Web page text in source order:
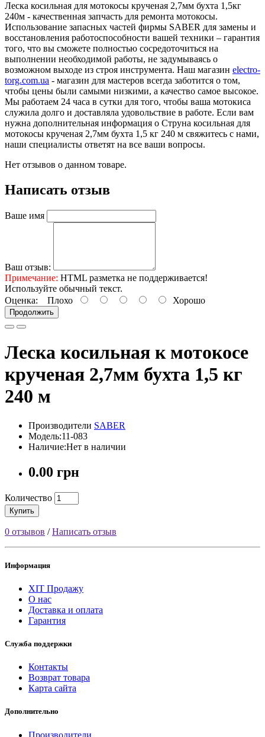
Леска косильная для мотокосы крученая 2,7мм бухта 1,5кг
240м - качественная запчасть для ремонта мотокосы.
Использование запасных частей фирмы SABER для замены и
восстановления работоспособности вашей техники – гарантия
того, что вы сможете полностью сосредоточиться на
выполнении необходимой работы, не задумываясь о
возможном выходе из строя инструмента. Наш магазин electro-
torg.com.ua - магазин для мастеров всегда заботится о том,
чтобы цены были самыми низкими, а качество самое высокое.
Мы работаем 24 часа в сутки для того, чтобы ваша мотокиса
служила долго и доставляла удовольствие в работе. Если вам
нужна дополнительная информация о Струна косильная для
мотокосы крученая 2,7мм бухта 1,5 кг 240 м свяжитесь с нами,
наши специалисты ответят на все ваши вопросы.
Нет отзывов о данном товаре.
Написать отзыв
Ваше имя
Ваш отзыв:
Примечание: HTML разметка не поддерживается!
Используйте обычный текст.
Оценка: Плохо Хорошо
Продолжить
Леска косильная к мотокосе
крученая 2,7мм бухта 1,5 кг
240 м
Производители SABER
Модель:11-083
Наличие:Нет в наличии
0.00 грн
Количество
Купить
0 отзывов /Написать отзыв
Информация
ХІТ Продажу
О нас
Доставка и оплата
Гарантия
Служба поддержки
Контакты
Возврат товара
Карта сайта
Дополнительно
Производители